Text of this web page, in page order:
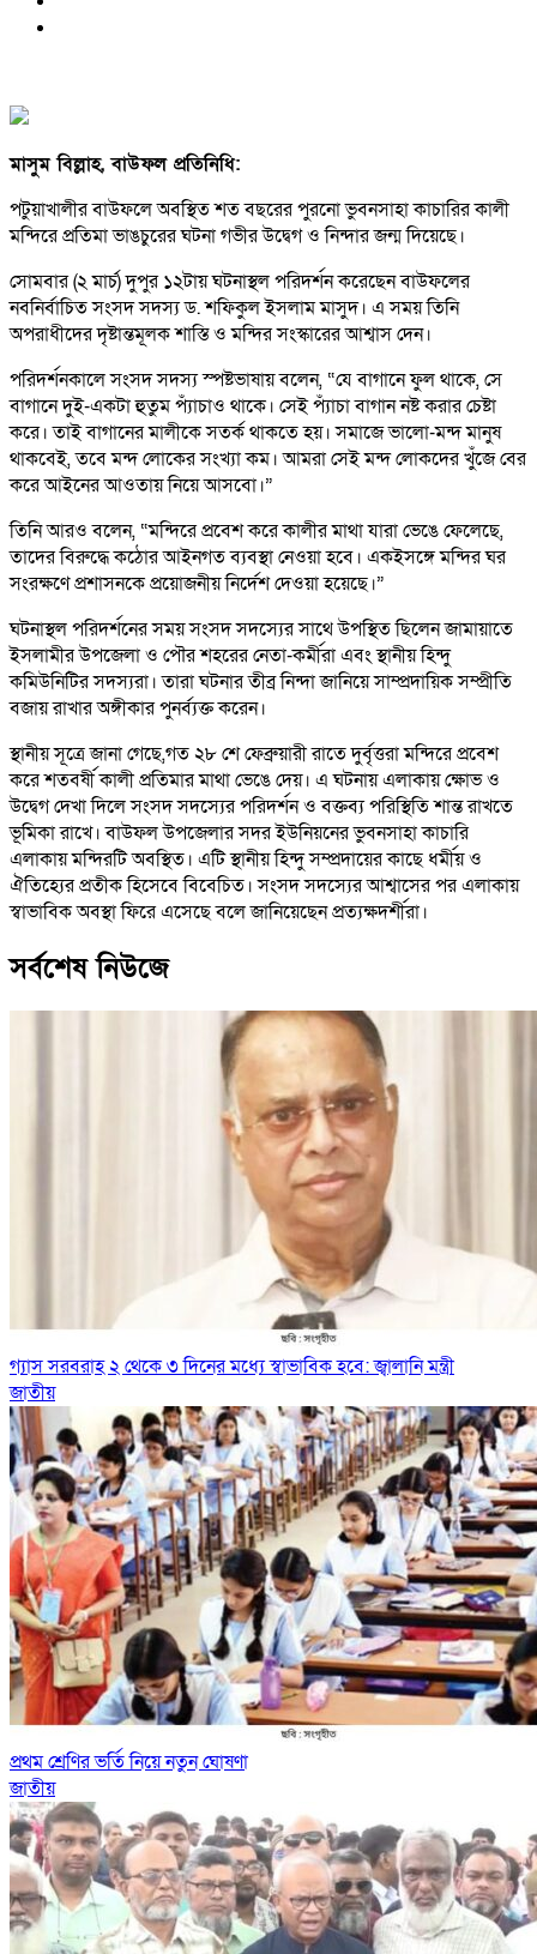
মাসুম বিল্লাহ, বাউফল প্রতিনিধি:
পটুয়াখালীর বাউফলে অবস্থিত শত বছরের পুরনো ভুবনসাহা কাচারির কালী
মন্দিরে প্রতিমা ভাঙচুরের ঘটনা গভীর উদ্বেগ ও নিন্দার জন্ম দিয়েছে।
সোমবার (২ মার্চ) দুপুর ১২টায় ঘটনাস্থল পরিদর্শন করেছেন বাউফলের
নবনির্বাচিত সংসদ সদস্য ড. শফিকুল ইসলাম মাসুদ। এ সময় তিনি
অপরাধীদের দৃষ্টান্তমূলক শাস্তি ও মন্দির সংস্কারের আশ্বাস দেন।
পরিদর্শনকালে সংসদ সদস্য স্পষ্টভাষায় বলেন, “যে বাগানে ফুল থাকে, সে
বাগানে দুই-একটা হুতুম প্যাঁচাও থাকে। সেই প্যাঁচা বাগান নষ্ট করার চেষ্টা
করে। তাই বাগানের মালীকে সতর্ক থাকতে হয়। সমাজে ভালো-মন্দ মানুষ
থাকবেই, তবে মন্দ লোকের সংখ্যা কম। আমরা সেই মন্দ লোকদের খুঁজে বের
করে আইনের আওতায় নিয়ে আসবো।”
তিনি আরও বলেন, “মন্দিরে প্রবেশ করে কালীর মাথা যারা ভেঙে ফেলেছে,
তাদের বিরুদ্ধে কঠোর আইনগত ব্যবস্থা নেওয়া হবে। একইসঙ্গে মন্দির ঘর
সংরক্ষণে প্রশাসনকে প্রয়োজনীয় নির্দেশ দেওয়া হয়েছে।”
ঘটনাস্থল পরিদর্শনের সময় সংসদ সদস্যের সাথে উপস্থিত ছিলেন জামায়াতে
ইসলামীর উপজেলা ও পৌর শহরের নেতা-কর্মীরা এবং স্থানীয় হিন্দু
কমিউনিটির সদস্যরা। তারা ঘটনার তীব্র নিন্দা জানিয়ে সাম্প্রদায়িক সম্প্রীতি
বজায় রাখার অঙ্গীকার পুনর্ব্যক্ত করেন।
স্থানীয় সূত্রে জানা গেছে,গত ২৮ শে ফেব্রুয়ারী রাতে দুর্বৃত্তরা মন্দিরে প্রবেশ
করে শতবর্ষী কালী প্রতিমার মাথা ভেঙে দেয়। এ ঘটনায় এলাকায় ক্ষোভ ও
উদ্বেগ দেখা দিলে সংসদ সদস্যের পরিদর্শন ও বক্তব্য পরিস্থিতি শান্ত রাখতে
ভূমিকা রাখে। বাউফল উপজেলার সদর ইউনিয়নের ভুবনসাহা কাচারি
এলাকায় মন্দিরটি অবস্থিত। এটি স্থানীয় হিন্দু সম্প্রদায়ের কাছে ধর্মীয় ও
ঐতিহ্যের প্রতীক হিসেবে বিবেচিত। সংসদ সদস্যের আশ্বাসের পর এলাকায়
স্বাভাবিক অবস্থা ফিরে এসেছে বলে জানিয়েছেন প্রত্যক্ষদর্শীরা।
সর্বশেষ নিউজে
গ্যাস সরবরাহ ২ থেকে ৩ দিনের মধ্যে স্বাভাবিক হবে: জ্বালানি মন্ত্রী
জাতীয়
প্রথম শ্রেণির ভর্তি নিয়ে নতুন ঘোষণা
জাতীয়